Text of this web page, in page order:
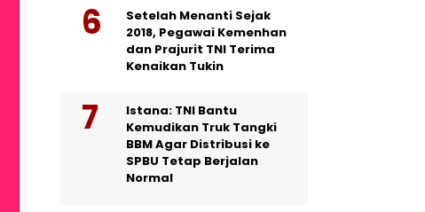
Setelah Menanti Sejak
2018, Pegawai Kemenhan
dan Prajurit TNI Terima
Kenaikan Tukin
Istana: TNI Bantu
Kemudikan Truk Tangki
BBM Agar Distribusi ke
SPBU Tetap Berjalan
Normal